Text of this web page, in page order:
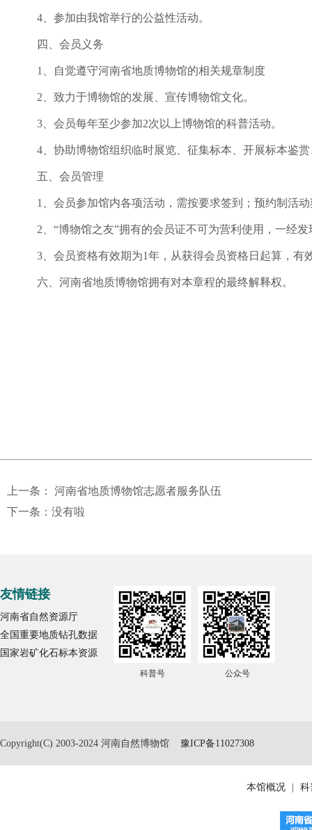
4、参加由我馆举行的公益性活动。
四、会员义务
1、自觉遵守河南省地质博物馆的相关规章制度
2、致力于博物馆的发展、宣传博物馆文化。
3、会员每年至少参加2次以上博物馆的科普活动。
4、协助博物馆组织临时展览、征集标本、开展标本鉴
五、会员管理
1、会员参加馆内各项活动，需按要求签到；预约制活
2、 “博物馆之友”拥有的会员证不可为营利使用，一经
3、会员资格有效期为1年，从获得会员资格日起算，有
六、河南省地质博物馆拥有对本章程的最终解释权。
上一条： 河南省地质博物馆志愿者服务队伍
下一条：没有啦
友情链接
河南省自然资源厅
全国重要地质钻孔数据
国家岩矿化石标本资源
科普号 公众号
Copyright(C) 2003-2024 河南自然博物馆 豫ICP备11027308
本馆概况